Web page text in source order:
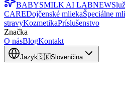
BABYSMILK AI LABNEW
CAREDojčenské mliekaŠpeciálne
stravyKozmetikaPríslušenstvo
Značka
O násBlogKontakt
Jazyk🇸🇰Slovenčina